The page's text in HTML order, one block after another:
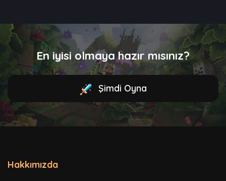
En iyisi olmaya hazır mısınız?
Şimdi Oyna
Hakkımızda